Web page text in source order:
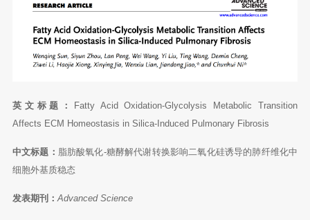
英文标题： Fatty Acid Oxidation-Glycolysis Metabolic Transition
Affects ECM Homeostasis in Silica-Induced Pulmonary Fibrosis
中文标题： 脂肪酸氧化-糖酵解代谢转换影响二氧化硅诱导的肺纤维化中
细胞外基质稳态
发表期刊： Advanced Science